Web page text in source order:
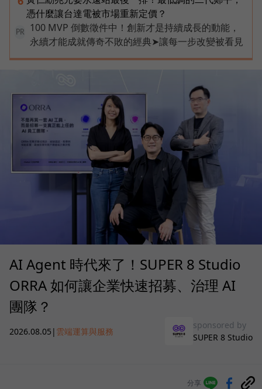
憑什麼讓台達電被市場重新定價？
PR
100 MVP 倒數徵件中！創新才是持續成長的動能，
永續才能成就傳奇不敗的經典➤讓每一步改變被看見
AI Agent 時代來了！SUPER 8 Studio
ORRA 如何讓企業快速招募、治理 AI
團隊？
2026.08.05 | 雲端運算與服務
sponsored by
SUPER 8 Studio
分享